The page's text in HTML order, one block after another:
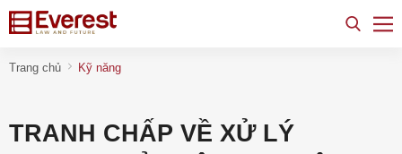
Trang chủ Kỹ năng
TRANH CHẤP VỀ XỬ LÝ